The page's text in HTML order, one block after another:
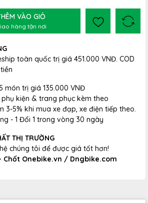
VÀO GIỎ
hàng tận nơi
toàn quốc trị giá 451.000 VNĐ. COD
món trị giá 135.000 VNĐ
phụ kiện & trang phục kèm theo
3-5% khi mua xe đạp, xe điện tiếp theo.
- 1 Đổi 1 trong vòng 30 ngày
THỊ TRƯỜNG
chúng tôi để được giá tốt hơn!
Chốt Onebike.vn / Dngbike.com